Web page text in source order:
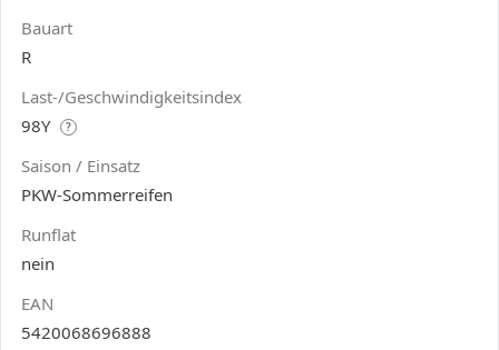
Bauart
R
Last-/Geschwindigkeitsindex
98Y
?
Saison / Einsatz
PKW-Sommerreifen
Runflat
nein
EAN
5420068696888